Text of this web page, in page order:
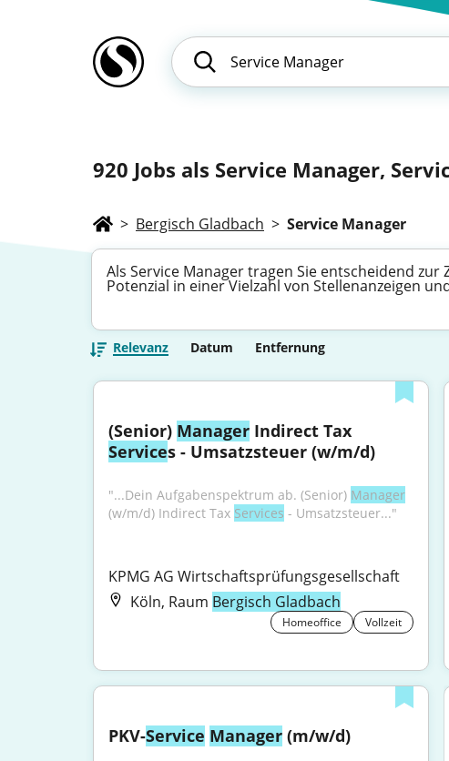
920 Jobs als Service Manager,
> Bergisch Gladbach > Service Manager
Als Service Manager tragen Sie entscheidend
Potenzial in einer Vielzahl von Stellenanzeigen
Relevanz Datum Entfernung
(Senior) Manager
Services - Umsatzsteuer (w/m/d)
"...Dein Aufgabenspektrum ab. (Senior) Manager
(w/m/d) Indirect Tax Services - Umsatzsteuer..."
KPMG AG Wirtschaftsprüfungsgesellschaft
Köln, Raum Bergisch Gladbach
Homeoffice Vollzeit
PKV-Service Manager (m/w/d)